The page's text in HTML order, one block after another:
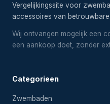
Vergelijkingssite voor
accessoires van
Wij ontvangen mogelijk een
een aankoop doet, zonder
Categorieen
Zwembaden